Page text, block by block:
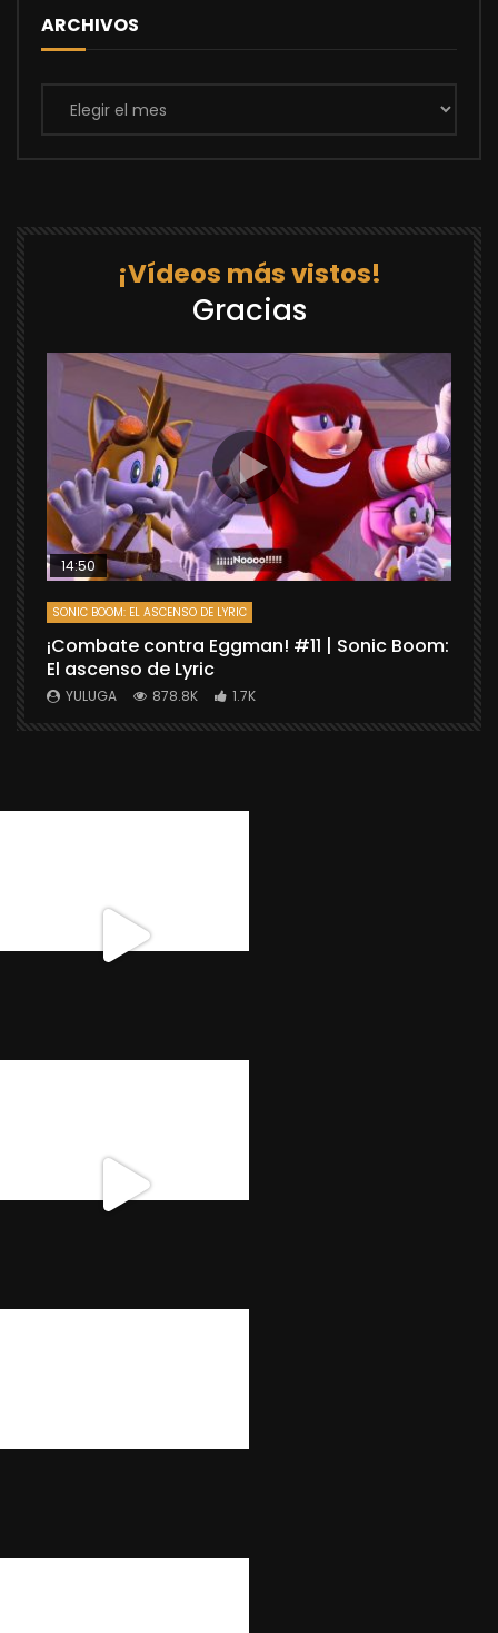
ARCHIVOS
Archivos
¡Vídeos más vistos!
Gracias
14:50
SONIC BOOM: EL ASCENSO DE LYRIC
¡Combate contra Eggman! #11 | Sonic Boom:
El ascenso de Lyric
YULUGA 878.8K 1.7K